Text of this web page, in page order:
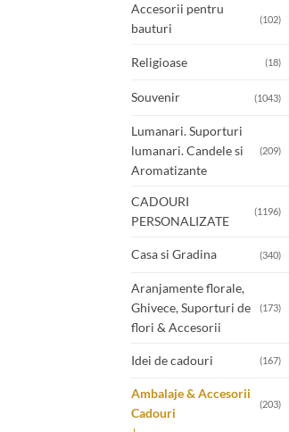
Accesorii pentru
bauturi
(102)
Religioase (18)
Souvenir (1043)
Lumanari. Suporturi
lumanari. Candele si
Aromatizante
(209)
CADOURI
PERSONALIZATE
(1196)
Casa si Gradina (340)
Aranjamente florale,
Ghivece, Suporturi de
flori & Accesorii
(173)
Idei de cadouri (167)
Ambalaje & Accesorii
Cadouri
(203)